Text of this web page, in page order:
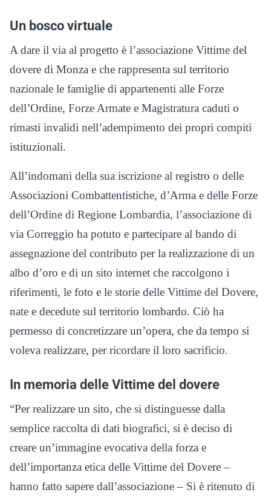
Un bosco virtuale
A dare il via al progetto è l’associazione Vittime del
dovere di Monza e che rappresenta sul territorio
nazionale le famiglie di appartenenti alle Forze
dell’Ordine, Forze Armate e Magistratura caduti o
rimasti invalidi nell’adempimento dei propri compiti
istituzionali.
All’indomani della sua iscrizione al registro o delle
Associazioni Combattentistiche, d’Arma e delle Forze
dell’Ordine di Regione Lombardia, l’associazione di
via Correggio ha potuto e partecipare al bando di
assegnazione del contributo per la realizzazione di un
albo d’oro e di un sito internet che raccolgono i
riferimenti, le foto e le storie delle Vittime del Dovere,
nate e decedute sul territorio lombardo. Ciò ha
permesso di concretizzare un’opera, che da tempo si
voleva realizzare, per ricordare il loro sacrificio.
In memoria delle Vittime del dovere
“Per realizzare un sito, che si distinguesse dalla
semplice raccolta di dati biografici, si è deciso di
creare un’immagine evocativa della forza e
dell’importanza etica delle Vittime del Dovere –
hanno fatto sapere dall’associazione – Si è ritenuto di